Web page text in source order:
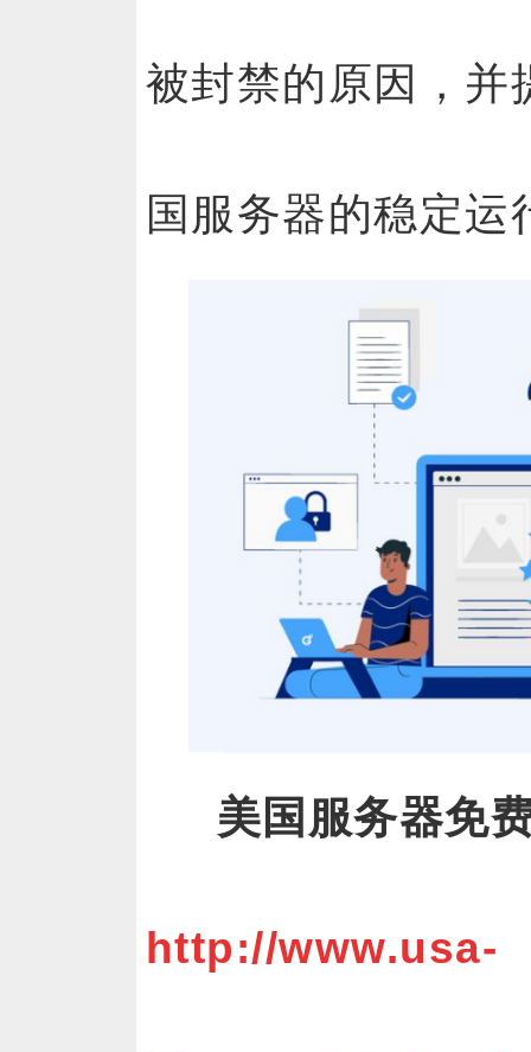
被封禁的原因，并
国服务器的稳定运
美国服务器免
http://www.usa-